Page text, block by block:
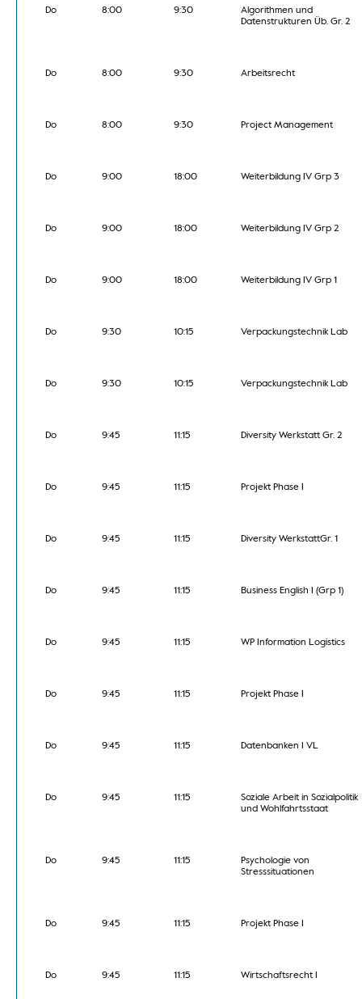
Do 8:00 9:30
Algorithmen und
Datenstrukturen Üb. Gr. 2
Do 8:00 9:30 Arbeitsrecht
Do 8:00 9:30 Project Management
Do 9:00 18:00 Weiterbildung IV Grp 3
Do 9:00 18:00 Weiterbildung IV Grp 2
Do 9:00 18:00 Weiterbildung IV Grp 1
Do 9:30 10:15 Verpackungstechnik Lab
Do 9:30 10:15 Verpackungstechnik Lab
Do 9:45 11:15 Diversity Werkstatt Gr. 2
Do 9:45 11:15 Projekt Phase I
Do 9:45 11:15 Diversity WerkstattGr. 1
Do 9:45 11:15 Business English I (Grp 1)
Do 9:45 11:15 WP Information Logistics
Do 9:45 11:15 Projekt Phase I
Do 9:45 11:15 Datenbanken I VL
Do 9:45 11:15
Soziale Arbeit in Sozialpolitik
und Wohlfahrtsstaat
Do 9:45 11:15
Psychologie von
Stresssituationen
Do 9:45 11:15 Projekt Phase I
Do 9:45 11:15 Wirtschaftsrecht I